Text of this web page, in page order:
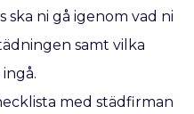
ska ni gå igenom vad ni
samt vilka
med städfirman